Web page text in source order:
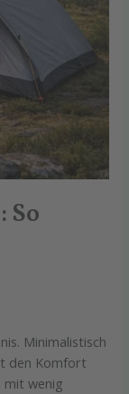
So
Minimalistisch
den Komfort
mit wenig